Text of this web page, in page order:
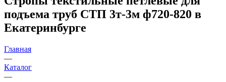
подъема труб СТП 3т-3м ф720-820 в
Екатеринбурге
Главная
—
Каталог
—